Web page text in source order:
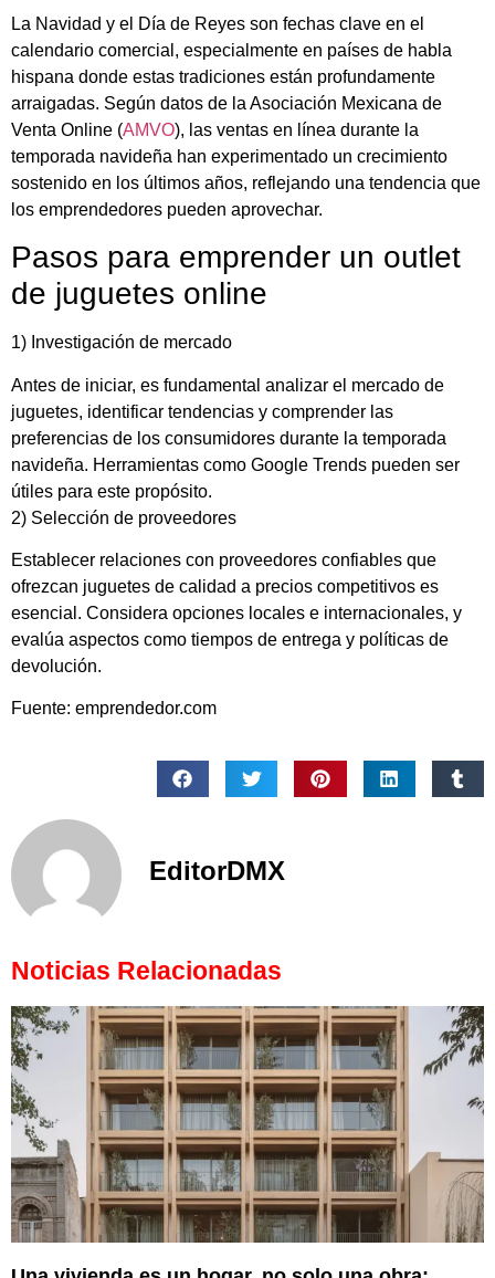
La Navidad y el Día de Reyes son fechas clave en el
calendario comercial, especialmente en países de habla
hispana donde estas tradiciones están profundamente
arraigadas. Según datos de la Asociación Mexicana de
Venta Online (AMVO), las ventas en línea durante la
temporada navideña han experimentado un crecimiento
sostenido en los últimos años, reflejando una tendencia que
los emprendedores pueden aprovechar.
Pasos para emprender un outlet
de juguetes online
1) Investigación de mercado
Antes de iniciar, es fundamental analizar el mercado de
juguetes, identificar tendencias y comprender las
preferencias de los consumidores durante la temporada
navideña. Herramientas como Google Trends pueden ser
útiles para este propósito.
2) Selección de proveedores
Establecer relaciones con proveedores confiables que
ofrezcan juguetes de calidad a precios competitivos es
esencial. Considera opciones locales e internacionales, y
evalúa aspectos como tiempos de entrega y políticas de
devolución.
Fuente: emprendedor.com
EditorDMX
Noticias Relacionadas